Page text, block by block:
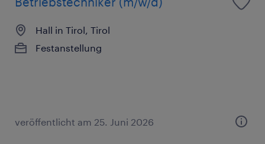
Hall in Tirol, Tirol
Festanstellung
veröffentlicht am 25. Juni 2026